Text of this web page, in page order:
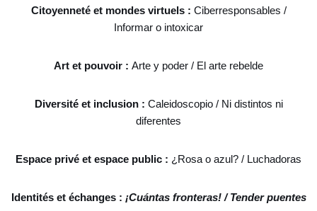
Citoyenneté et mondes virtuels : Ciberresponsables /
Informar o intoxicar
Art et pouvoir : Arte y poder / El arte rebelde
Diversité et inclusion : Caleidoscopio / Ni distintos ni
diferentes
Espace privé et espace public : ¿Rosa o azul? / Luchadoras
Identités et échanges : ¡Cuántas fronteras! / Tender puentes